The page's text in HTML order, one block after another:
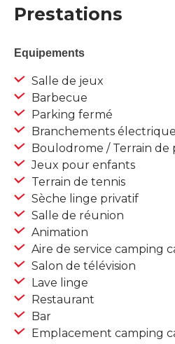
Prestations
Equipements
Salle de jeux
Barbecue
Parking fermé
Branchements
Boulodrome / Terrain de
Jeux pour enfants
Terrain de tennis
Sèche linge privatif
Salle de réunion
Animation
Aire de service camping
Salon de télévision
Lave linge
Restaurant
Bar
Emplacement camping